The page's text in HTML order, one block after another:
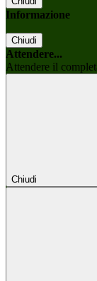
Informazione
Chiudi
Attendere...
Attendere il
Chiudi